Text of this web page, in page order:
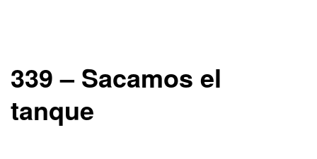
339 – Sacamos el
tanque